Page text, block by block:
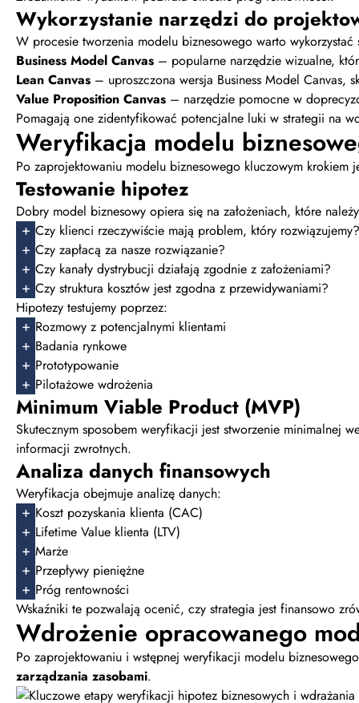
Wykorzystanie narzędzi do
W procesie tworzenia modelu biznesowego warto
Business Model Canvas – popularne narzędzie wizualne,
Lean Canvas – uproszczona wersja Business Model Canvas,
Value Proposition Canvas – narzędzie pomocne w
Pomagają one zidentyfikować potencjalne luki w strategii na
Weryfikacja modelu
Po zaprojektowaniu modelu biznesowego kluczowym
Testowanie hipotez
Dobry model biznesowy opiera się na założeniach, które
Czy klienci rzeczywiście mają problem, który rozwiązujemy?
Czy zapłacą za nasze rozwiązanie?
Czy kanały dystrybucji działają zgodnie z założeniami?
Czy struktura kosztów jest zgodna z przewidywaniami?
Hipotezy testujemy poprzez:
Rozmowy z potencjalnymi klientami
Badania rynkowe
Prototypowanie
Pilotażowe wdrożenia
Minimum Viable Product (MVP)
Skutecznym sposobem weryfikacji jest stworzenie minimalnej
informacji zwrotnych.
Analiza danych finansowych
Weryfikacja obejmuje analizę danych:
Koszt pozyskania klienta (CAC)
Lifetime Value klienta (LTV)
Marże
Przepływy pieniężne
Próg rentowności
Wskaźniki te pozwalają ocenić, czy strategia jest finansowo
Wdrożenie opracowanego
Po zaprojektowaniu i wstępnej weryfikacji modelu
zarządzania zasobami.